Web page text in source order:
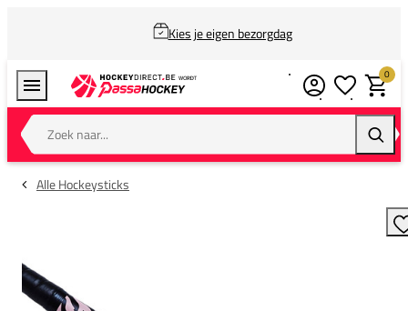
Kies je eigen bezorgdag
Zoek naar...
0
Alle Hockeysticks